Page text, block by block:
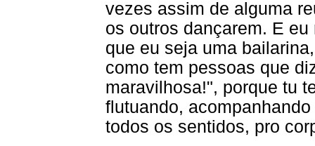
vezes assim de alguma
os outros dançarem. E
que eu seja uma
como tem pessoas que
maravilhosa!", porque tu
flutuando,
todos os sentidos, pro